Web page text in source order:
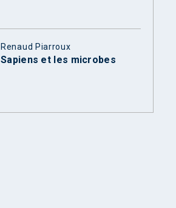
Renaud Piarroux
Sapiens et les microbes